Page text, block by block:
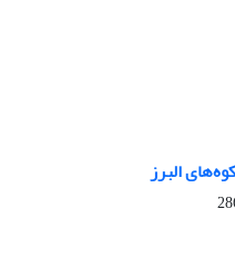
البرز